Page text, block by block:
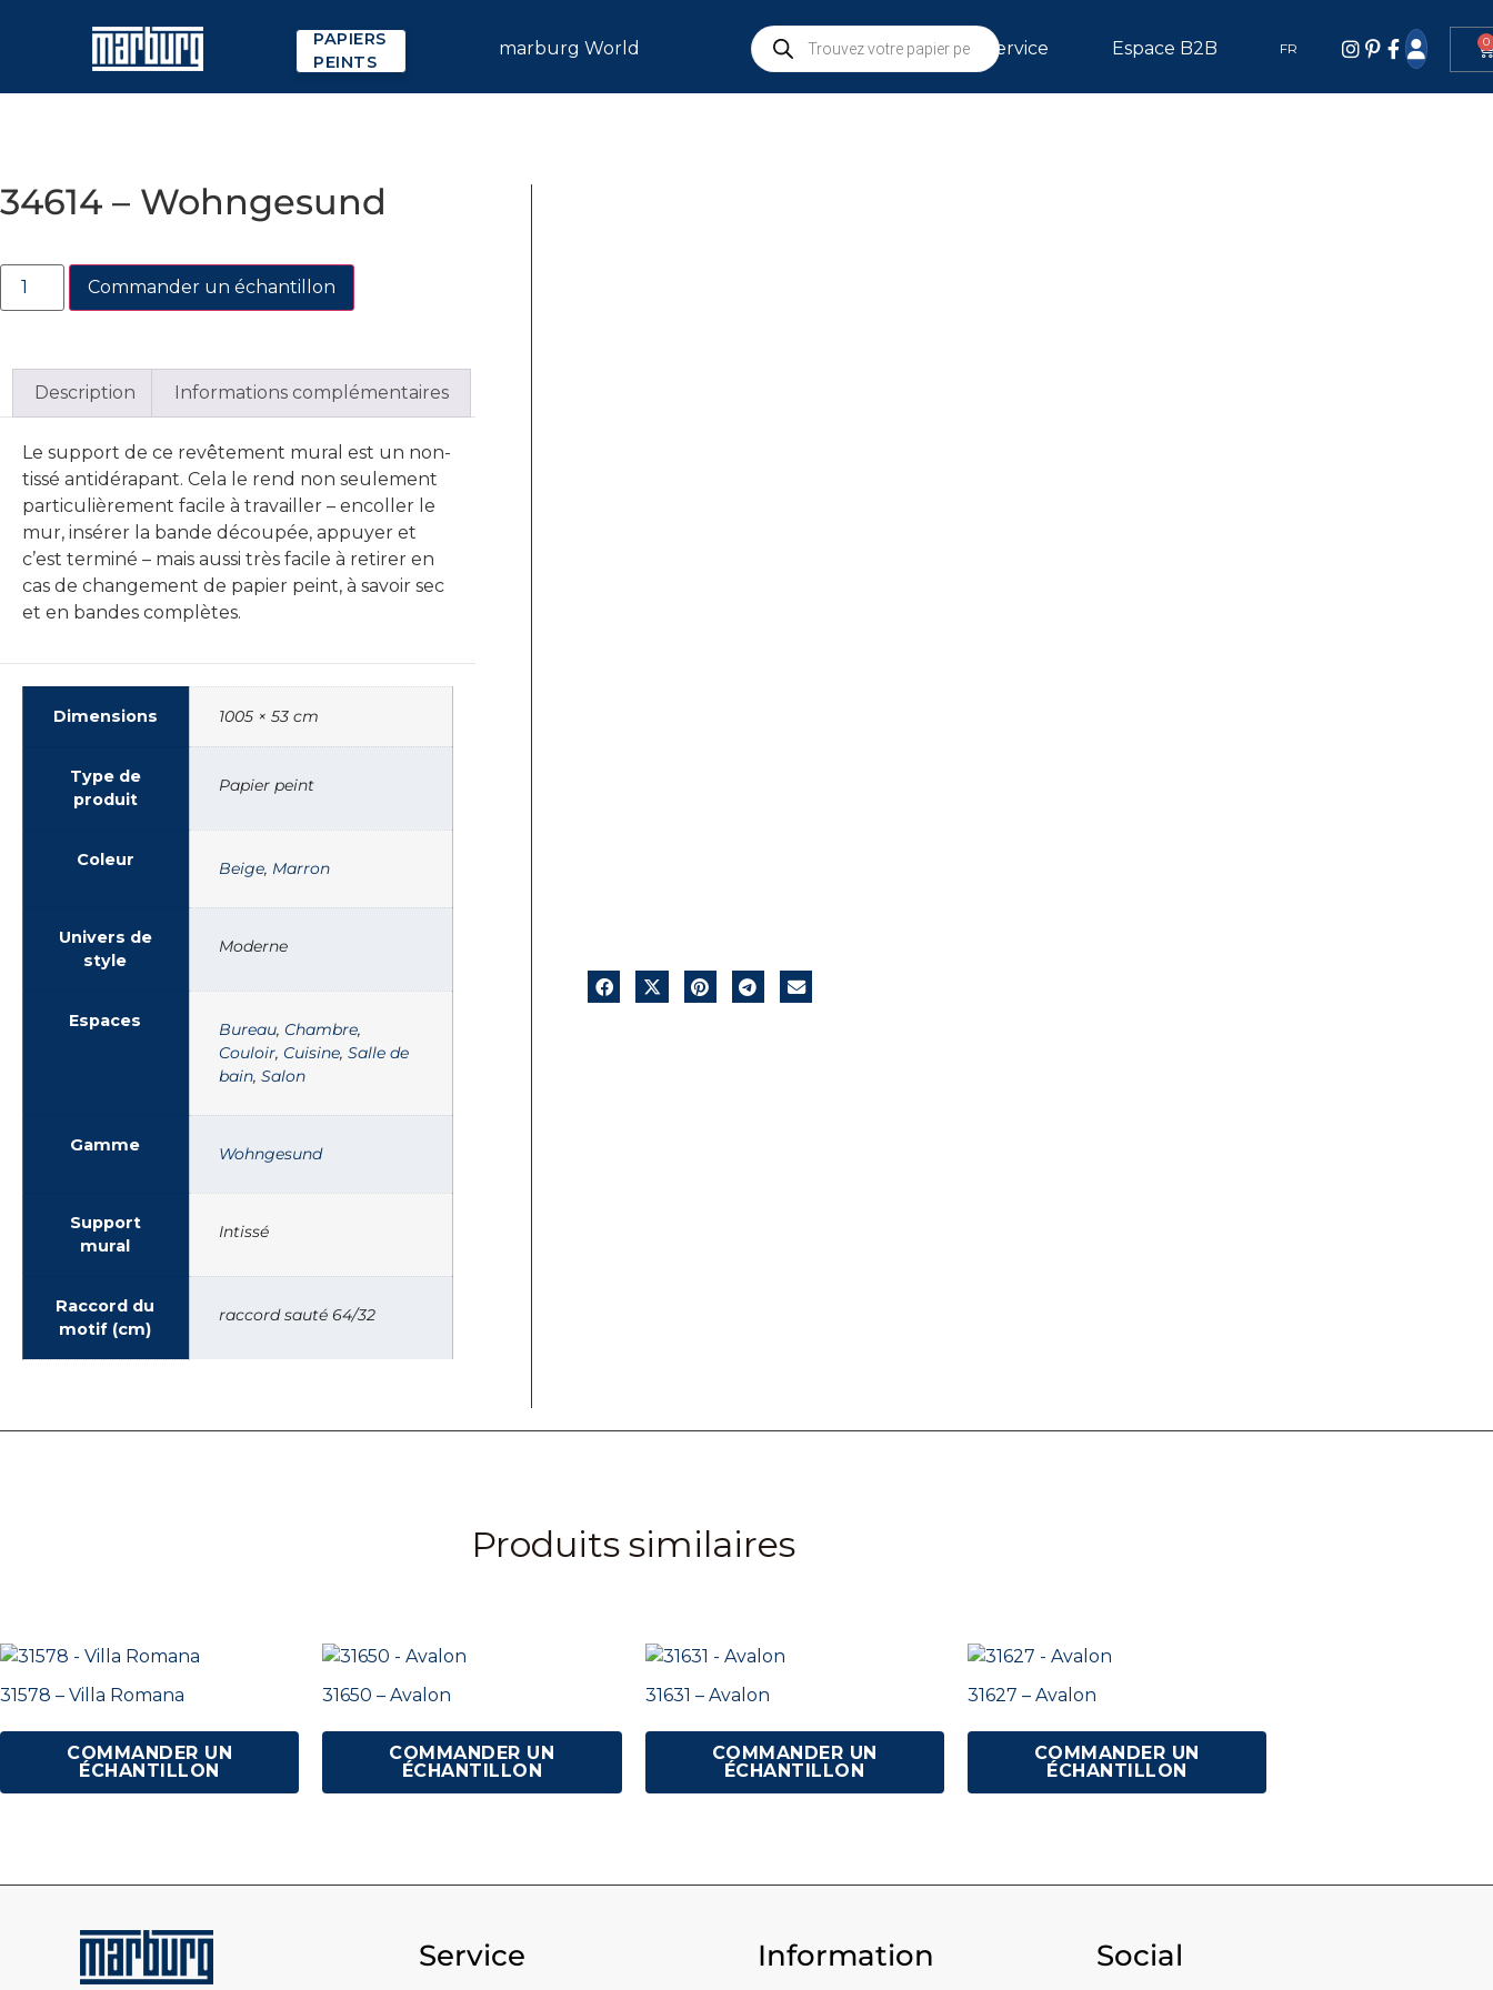
PAPIERS
PEINTS
marburg World Service Espace B2B FR 0
34614 – Wohngesund
Commander un échantillon
Description Informations complémentaires
Le support de ce revêtement mural est un non-
tissé antidérapant. Cela le rend non seulement
particulièrement facile à travailler – encoller le
mur, insérer la bande découpée, appuyer et
c’est terminé – mais aussi très facile à retirer en
cas de changement de papier peint, à savoir sec
et en bandes complètes.
Dimensions 1005 × 53 cm
Type de
produit
Papier peint
Coleur Beige, Marron
Univers de
style
Moderne
Espaces Bureau, Chambre,
Couloir, Cuisine, Salle de
bain, Salon
Gamme Wohngesund
Support
mural
Intissé
Raccord du
motif (cm)
raccord sauté 64/32
Produits similaires
31578 – Villa Romana
COMMANDER UN
ÉCHANTILLON
31650 – Avalon
COMMANDER UN
ÉCHANTILLON
31631 – Avalon
COMMANDER UN
ÉCHANTILLON
31627 – Avalon
COMMANDER UN
ÉCHANTILLON
Service Information Social